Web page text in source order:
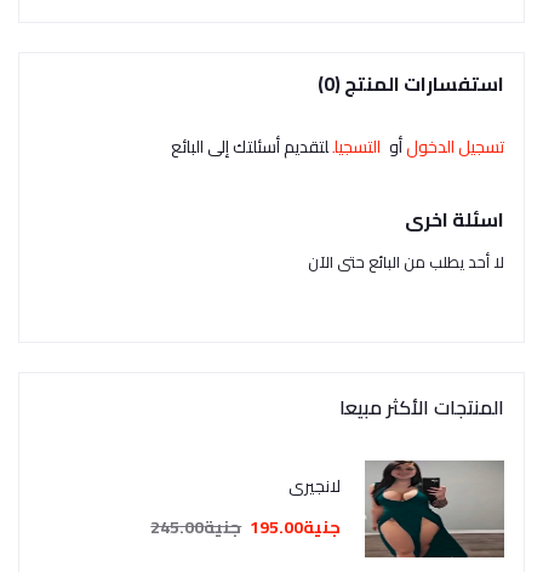
استفسارات المنتج (0)
تسجيل الدخولأو التسجيللتقديم أسئلتك إلى البائع
اسئلة اخرى
لا أحد يطلب من البائع حتى الآن
المنتجات الأكثر مبيعا
لانجيري
جنية195.00
جنية245.00